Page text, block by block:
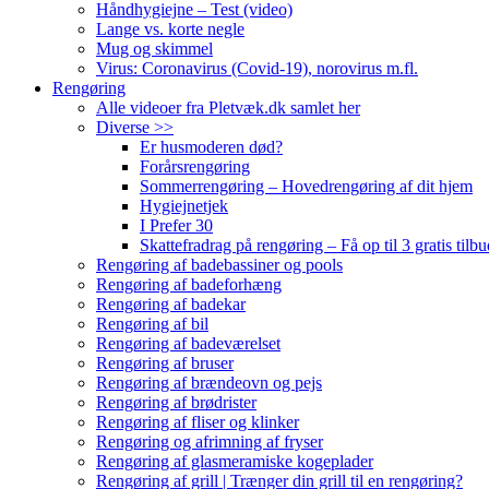
Håndhygiejne – Test (video)
Lange vs. korte negle
Mug og skimmel
Virus: Coronavirus (Covid-19), norovirus m.fl.
Rengøring
Alle videoer fra Pletvæk.dk samlet her
Diverse >>
Er husmoderen død?
Forårsrengøring
Sommerrengøring – Hovedrengøring af dit hjem
Hygiejnetjek
I Prefer 30
Skattefradrag på rengøring – Få op til 3 gratis
Rengøring af badebassiner og pools
Rengøring af badeforhæng
Rengøring af badekar
Rengøring af bil
Rengøring af badeværelset
Rengøring af bruser
Rengøring af brændeovn og pejs
Rengøring af brødrister
Rengøring af fliser og klinker
Rengøring og afrimning af fryser
Rengøring af glasmeramiske kogeplader
Rengøring af grill | Trænger din grill til en rengøring?